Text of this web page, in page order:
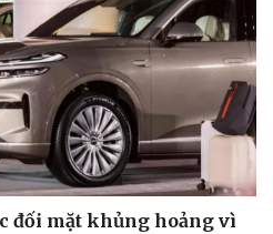
đối mặt khủng hoảng vì